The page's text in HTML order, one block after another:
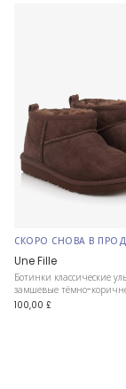
СКОРО СНОВА В
Une Fille
Ботинки классические
замшевые тёмно-
100,00 £